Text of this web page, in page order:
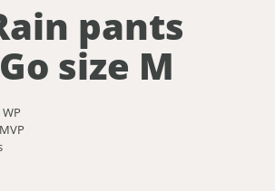
Nederlands
pants
size M